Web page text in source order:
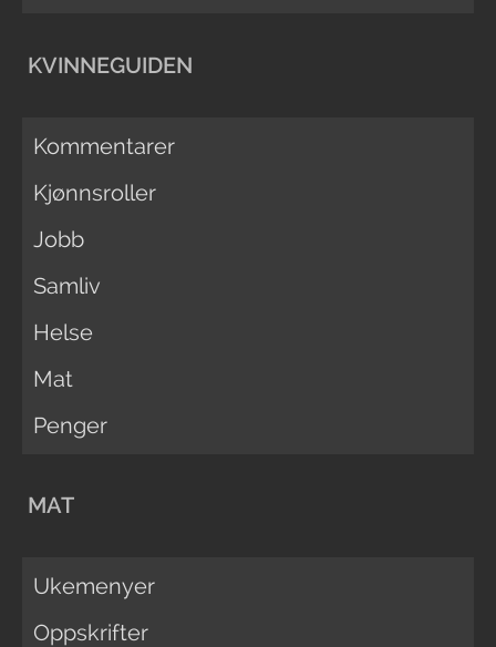
KVINNEGUIDEN
Kommentarer
Kjønnsroller
Jobb
Samliv
Helse
Mat
Penger
MAT
Ukemenyer
Oppskrifter